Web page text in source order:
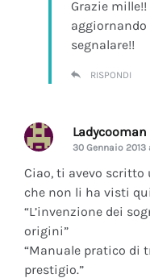
Grazie
segnalare!!
RISPONDI
Ladycooman
30 Gennaio 2013
Ciao, ti avevo
che non li ha visti
“L’invenzione dei
origini”
“Manuale pratico di
prestigio.”